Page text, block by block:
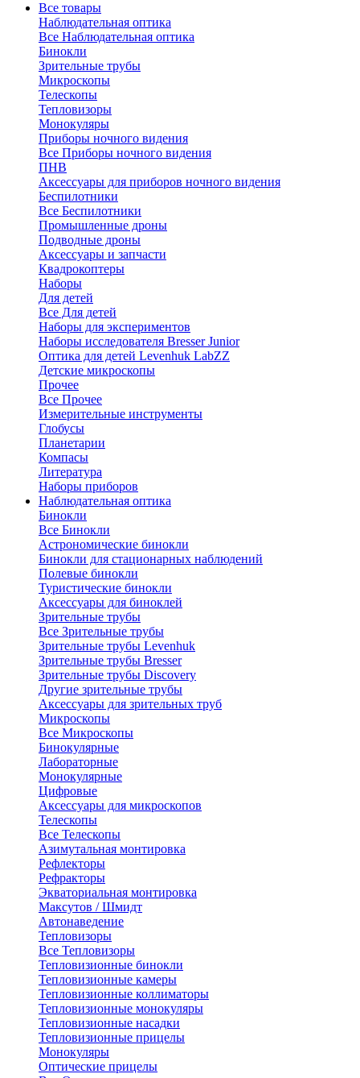
Все товары
Наблюдательная оптика
Все Наблюдательная оптика
Бинокли
Зрительные трубы
Микроскопы
Телескопы
Тепловизоры
Монокуляры
Приборы ночного видения
Все Приборы ночного видения
ПНВ
Аксессуары для приборов ночного видения
Беспилотники
Все Беспилотники
Промышленные дроны
Подводные дроны
Аксессуары и запчасти
Квадрокоптеры
Наборы
Для детей
Все Для детей
Наборы для экспериментов
Наборы исследователя Bresser Junior
Оптика для детей Levenhuk LabZZ
Детские микроскопы
Прочее
Все Прочее
Измерительные инструменты
Глобусы
Планетарии
Компасы
Литература
Наборы приборов
Наблюдательная оптика
Бинокли
Все Бинокли
Астрономические бинокли
Бинокли для стационарных наблюдений
Полевые бинокли
Туристические бинокли
Аксессуары для биноклей
Зрительные трубы
Все Зрительные трубы
Зрительные трубы Levenhuk
Зрительные трубы Bresser
Зрительные трубы Discovery
Другие зрительные трубы
Аксессуары для зрительных труб
Микроскопы
Все Микроскопы
Бинокулярные
Лабораторные
Монокулярные
Цифровые
Аксессуары для микроскопов
Телескопы
Все Телескопы
Азимутальная монтировка
Рефлекторы
Рефракторы
Экваториальная монтировка
Максутов / Шмидт
Автонаведение
Тепловизоры
Все Тепловизоры
Тепловизионные бинокли
Тепловизионные камеры
Тепловизионные коллиматоры
Тепловизионные монокуляры
Тепловизионные насадки
Тепловизионные прицелы
Монокуляры
Оптические прицелы